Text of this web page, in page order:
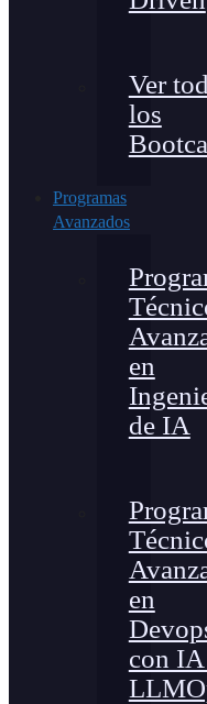
Ver
los
Programas
Avanzados
en
de IA
en
con